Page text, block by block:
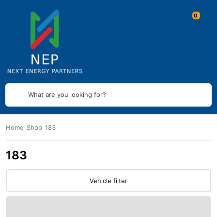
What are you looking for?
Home Shop 183
183
Vehicle filter